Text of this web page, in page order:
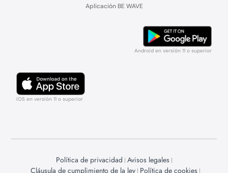
Aplicación BE WAVE
Android en versión 11 o superior
iOS en versión 11 o superior
Política de privacidad Avisos legales
Cláusula de cumplimiento de la ley Política de cookies